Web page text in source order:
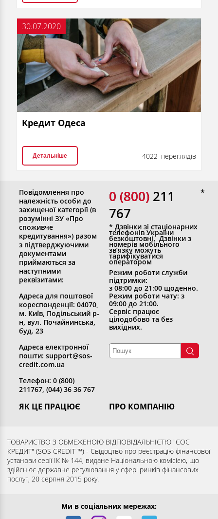
30.07.2020
Кредит Одеса
Детальніше 4022 переглядів
ЯК ЦЕ ПРАЦЮЄ
Повернути кредит
Запитання та відповіді
Партнерам
ПРО КОМПАНІЮ
Розкриття інформації
Контакти
Згода суб’єкта на обробку
Повідомлення про
належність особи до
захищеної категорії (в
розумінні ЗУ «Про
споживче
кредитування») разом
з підтверджуючими
документами
приймаються за
наступними
реквізитами:
Адреса для поштової
кореспонденції: 04070,
м. Київ, Подільський р-
н, вул. Почайнинська,
буд. 23
Адреса електронної
пошти: support@sos-
credit.com.ua
Телефон: 0 (800)
211767, (044) 36 36 767
0 (800)
0 (800) 211
767
* Дзвінки зі стаціонарних
телефонів України
безкоштовні. Дзвінки з
номерів мобільного
зв’язку можуть
тарифікуватися
оператором
Режим роботи служби
підтримки:
з 08:00 до 21:00 щоденно.
Режим роботи чату: з
09:00 до 21:00.
Сервіс працює
цілодобово та без
вихідних.
ТОВАРИСТВО З ОБМЕЖЕНОЮ ВІДПОВІДАЛЬНІСТЮ "СОС
КРЕДИТ" (SOS CREDIT ™) - Свідоцтво про реєстрацію фінансової
установи серії ІК № 144, видане Національною комісією, що
здійснює державне регулювання у сфері ринків фінансових
послуг, 20 серпня 2015 року.
Ми в соціальних мережах: